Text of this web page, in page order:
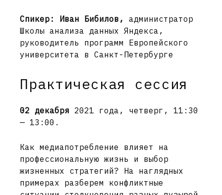
Спикер: Иван Бибилов, администратор
Школы анализа данных Яндекса,
руководитель программ Европейского
университета в Санкт-Петербурге
Практическая сессия
02 декабря 2021 года, четверг, 11:30
— 13:00.
Как медиапотребление влияет на
профессиональную жизнь и выбор
жизненных стратегий? На наглядных
примерах разберем конфликтные